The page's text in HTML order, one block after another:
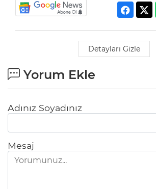
Detayları Gizle
Yorum Ekle
Adınız Soyadınız
Mesaj